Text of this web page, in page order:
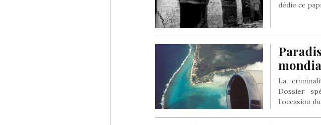
dédie ce
La
Dossier
l’occasion